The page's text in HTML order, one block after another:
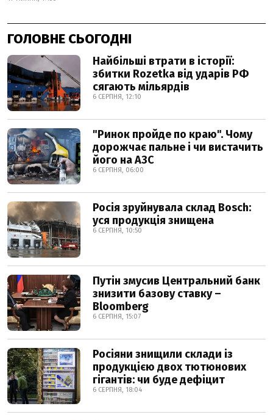
ГОЛОВНЕ СЬОГОДНІ
Найбільші втрати в історії:
збитки Rozetka від ударів РФ
сягають мільярдів
6 СЕРПНЯ, 12:10
"Ринок пройде по краю". Чому
дорожчає пальне і чи вистачить
його на АЗС
6 СЕРПНЯ, 06:00
Росія зруйнувала склад Bosch:
уся продукція знищена
6 СЕРПНЯ, 10:50
Путін змусив Центральний банк
знизити базову ставку –
Bloomberg
6 СЕРПНЯ, 15:07
Росіяни знищили склади із
продукцією двох тютюнових
гігантів: чи буде дефіцит
6 СЕРПНЯ, 18:04